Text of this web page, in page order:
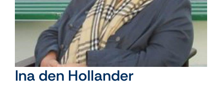
Ina den Hollander